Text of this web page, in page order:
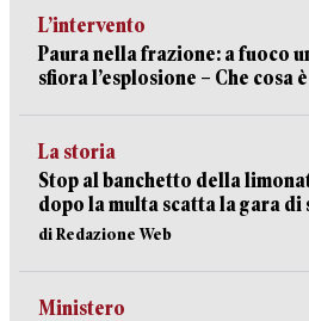
L’intervento
Paura nella frazione: a fuoco
sfiora l’esplosione – Che cosa
La storia
Stop al banchetto della
dopo la multa scatta la gara
di Redazione Web
Ministero